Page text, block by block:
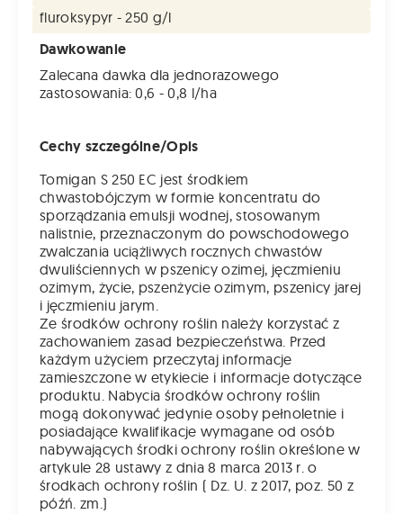
fluroksypyr - 250 g/l
Dawkowanie
Zalecana dawka dla jednorazowego
zastosowania: 0,6 - 0,8 l/ha
Cechy szczególne/Opis
Tomigan S 250 EC jest środkiem
chwastobójczym w formie koncentratu do
sporządzania emulsji wodnej, stosowanym
nalistnie, przeznaczonym do powschodowego
zwalczania uciążliwych rocznych chwastów
dwuliściennych w pszenicy ozimej, jęczmieniu
ozimym, życie, pszenżycie ozimym, pszenicy jarej
i jęczmieniu jarym.
Ze środków ochrony roślin należy korzystać z
zachowaniem zasad bezpieczeństwa. Przed
każdym użyciem przeczytaj informacje
zamieszczone w etykiecie i informacje dotyczące
produktu. Nabycia środków ochrony roślin
mogą dokonywać jedynie osoby pełnoletnie i
posiadające kwalifikacje wymagane od osób
nabywających środki ochrony roślin określone w
artykule 28 ustawy z dnia 8 marca 2013 r. o
środkach ochrony roślin ( Dz. U. z 2017, poz. 50 z
późń. zm.)